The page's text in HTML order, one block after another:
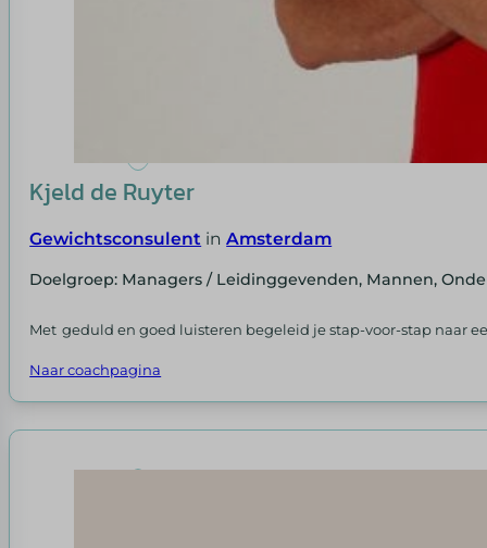
Kjeld de Ruyter
Gewichtsconsulent inAmsterdam
Doelgroep: Managers / Leidinggevenden, Mannen,
Met geduld en goed luisteren begeleid je stap-voor-stap naar
Naar coachpagina